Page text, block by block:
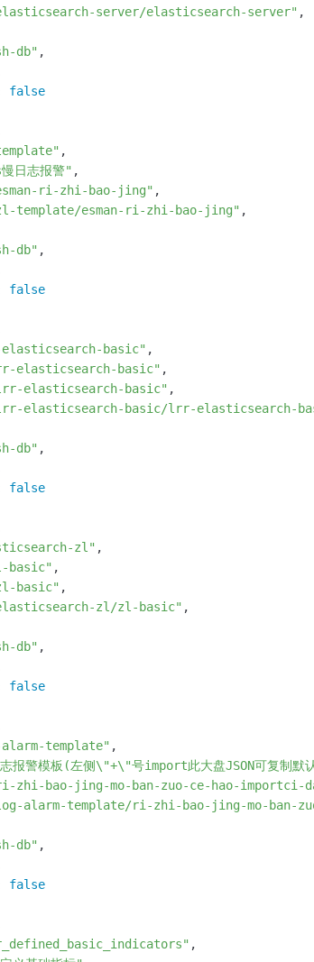
server/elasticsearch-server" ,
db" ,
false
,
日志报警" ,
ri-zhi-bao-jing" ,
template/esman-ri-zhi-bao-jing" ,
db" ,
false
basic" ,
elasticsearch-basic" ,
elasticsearch-basic" ,
elasticsearch-basic/lrr-elasticsearch-
db" ,
false
zl" ,
basic" ,
basic" ,
zl/zl-basic" ,
db" ,
false
template" ,
报警模板(左侧\"+\"号import此大盘JSON可复制默
zhi-bao-jing-mo-ban-zuo-ce-hao-importci-
alarm-template/ri-zhi-bao-jing-mo-ban-
db" ,
false
,